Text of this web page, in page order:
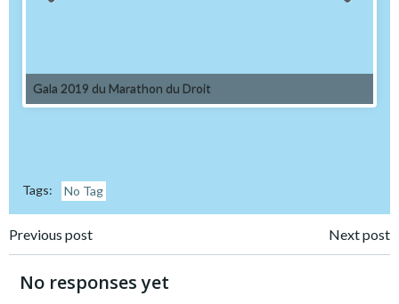
Gala 2019 du Marathon du Droit
Tags: No Tag
Post
navigation
Previous post Next post
No responses yet